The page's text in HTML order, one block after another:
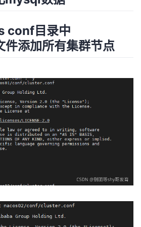
conf目录中
添加所有集群节点